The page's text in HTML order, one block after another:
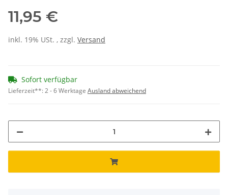
11,95 €
inkl. 19% USt. , zzgl. Versand
Sofort verfügbar
Lieferzeit**:2 - 6 Werktage Ausland abweichend